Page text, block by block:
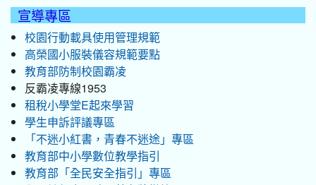
宣導專區
校園行動載具使用管理規範
高榮國小服裝儀容規範要點
教育部防制校園霸凌
反霸凌專線1953
租稅小學堂E起來學習
學生申訴評議專區
「不迷小紅書，青春不迷途」專區
教育部中小學數位教學指引
教育部「全民安全指引」專區